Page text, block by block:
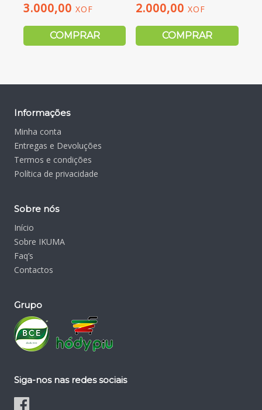
3.000,00 XOF
COMPRAR
2.000,00XOF
COMPRAR
Informações
Minha conta
Entregas e Devoluções
Termos e condições
Política de privacidade
Sobre nós
Início
Sobre IKUMA
Faq’s
Contactos
Grupo
Siga-nos nas redes sociais